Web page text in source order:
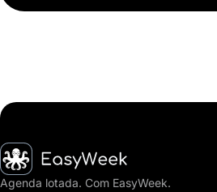
Página inicial
Agenda lotada. Com EasyWeek.